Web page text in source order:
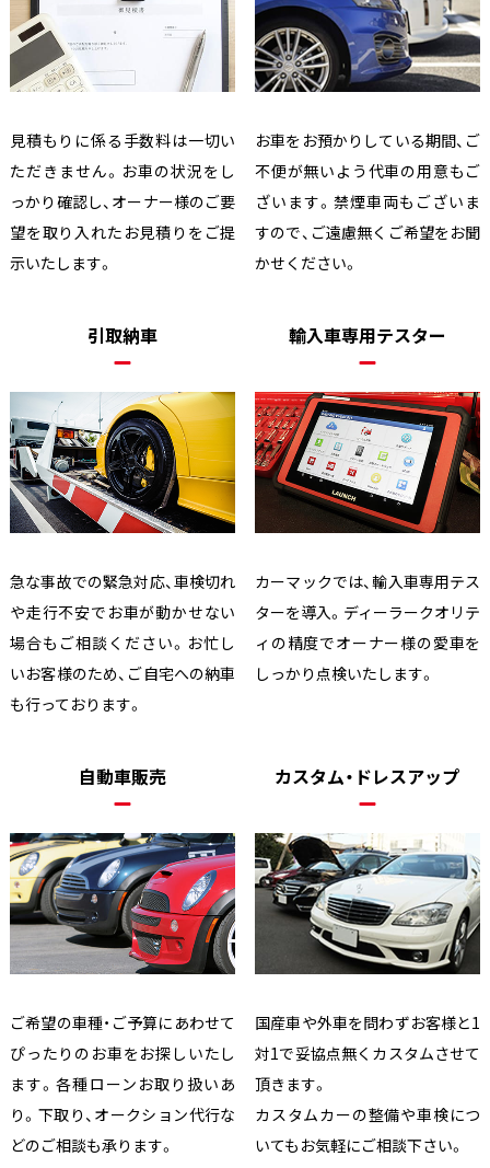
見積もりに係る手数料は一切い
ただきません。お車の状況をし
っかり確認し、オーナー様のご要
望を取り入れたお見積りをご提
示いたします。
お車をお預かりしている期間、ご
不便が無いよう代車の用意もご
ざいます。禁煙車両もございま
すので、ご遠慮無くご希望をお聞
かせください。
引取納車
急な事故での緊急対応、車検切れ
や走行不安でお車が動かせない
場合もご相談ください。お忙し
いお客様のため、ご自宅への納車
も行っております。
輸入車専用テスター
カーマックでは、輸入車専用テス
ターを導入。ディーラークオリテ
ィの精度でオーナー様の愛車を
しっかり点検いたします。
自動車販売
ご希望の車種・ご予算にあわせて
ぴったりのお車をお探しいたし
ます。各種ローンお取り扱いあ
り。下取り、オークション代行な
どのご相談も承ります。
カスタム・ドレスアップ
国産車や外車を問わずお客様と1
対1で妥協点無くカスタムさせて
頂きます。
カスタムカーの整備や車検につ
いてもお気軽にご相談下さい。